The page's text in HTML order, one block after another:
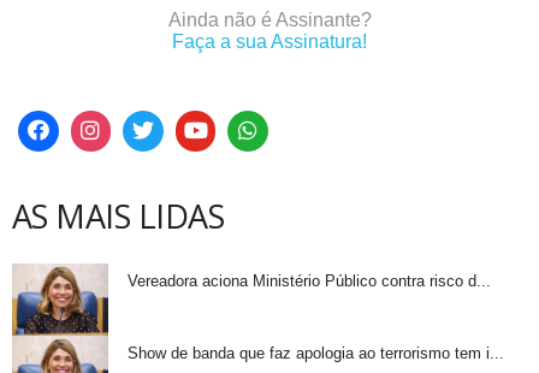
Ainda não é Assinante?
Faça a sua Assinatura!
AS MAIS LIDAS
Vereadora aciona Ministério Público contra risco d...
Show de banda que faz apologia ao terrorismo tem i...